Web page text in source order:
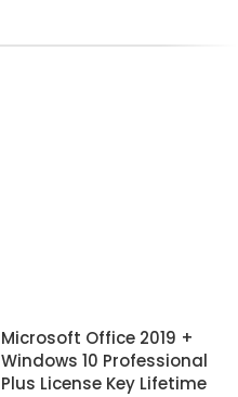
Microsoft Office 2019 +
Windows 10 Professional
Plus License Key Lifetime